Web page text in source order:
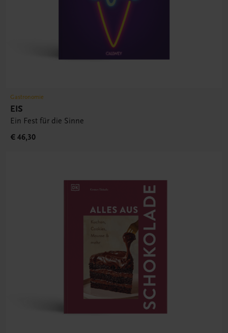
Gastronomie
EIS
Ein Fest für die Sinne
€ 46,30